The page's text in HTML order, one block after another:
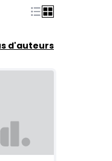
d'auteurs